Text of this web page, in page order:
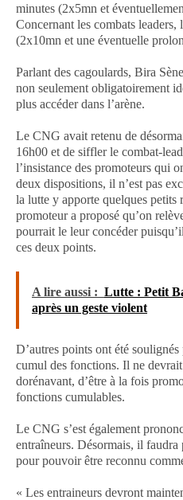
minutes (2x5mn et
Concernant les combats leaders,
(2x10mn et une éventuelle
Parlant des cagoulards, Bira
non seulement obligatoirement
plus accéder dans l’arène.
Le CNG avait retenu de
16h00 et de siffler le combat-
l’insistance des promoteurs qui
deux dispositions, il n’est pas
la lutte y apporte quelques petits
promoteur a proposé qu’on
pourrait le leur concéder
ces deux points.
A lire aussi : Lutte : Petit
après un geste violent
D’autres points ont été
cumul des fonctions. Il ne
dorénavant, d’être à la fois
fonctions cumulables.
Le CNG s’est également
entraîneurs. Désormais, il
pour pouvoir être reconnu
« Les entraineurs devront